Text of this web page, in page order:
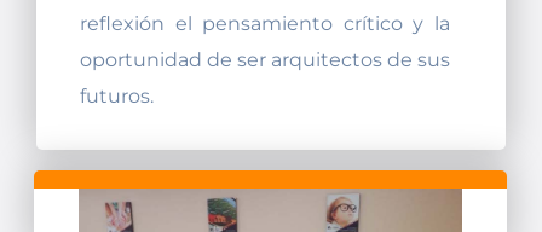
reflexión el pensamiento crítico y la
oportunidad de ser arquitectos de sus
futuros.